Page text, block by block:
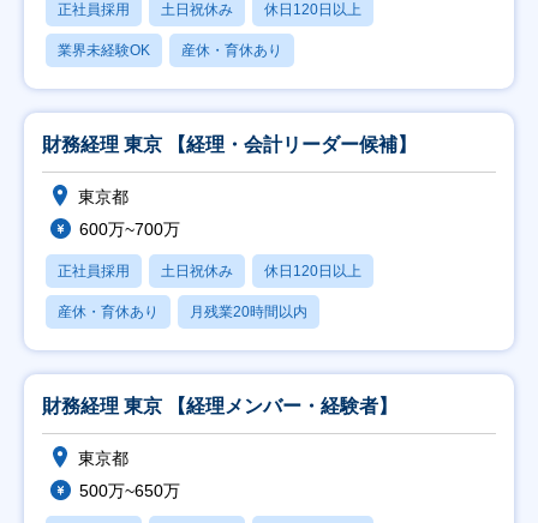
正社員採用 土日祝休み 休日120日以上
業界未経験OK 産休・育休あり
財務経理 東京 【経理・会計リーダー候補】
東京都
600万~700万
正社員採用 土日祝休み 休日120日以上
産休・育休あり 月残業20時間以内
財務経理 東京 【経理メンバー・経験者】
東京都
500万~650万